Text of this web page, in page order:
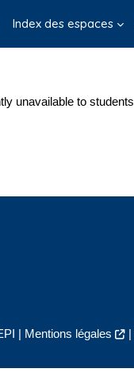
Index des espaces
unavailable to students
| Mentions légales |